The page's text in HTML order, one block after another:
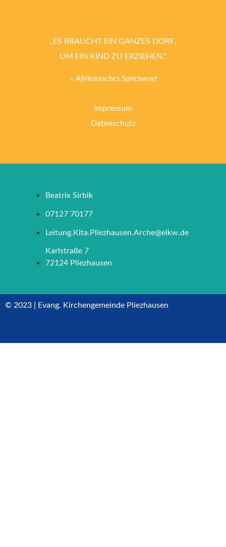
„ES BRAUCHT EIN GANZES DORF,
UM EIN KIND ZU ERZIEHEN.“
– Afrikanisches Sprichwort
Impressum
Datenschutz
Beatrix Sirbik
07127 70177
Leitung.Kita.Pliezhausen.Arche@elkw.de
Karlstraße 7
72124 Pliezhausen
© 2023 | Evang. Kirchengemeinde Pliezhausen